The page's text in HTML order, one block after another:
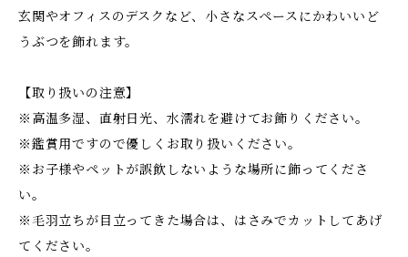
玄関やオフィスのデスクなど、小さなスペースにかわいいど
うぶつを飾れます。
【取り扱いの注意】
※高温多湿、直射日光、水濡れを避けてお飾りください。
※鑑賞用ですので優しくお取り扱いください。
※お子様やペットが誤飲しないような場所に飾ってくださ
い。
※毛羽立ちが目立ってきた場合は、はさみでカットしてあげ
てください。